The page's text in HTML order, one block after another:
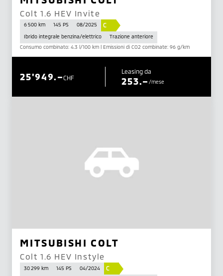
Colt 1.6 HEV Invite
6 500 km 145 PS 08/2025 C
Ibrido integrale benzina/elettrico
Trazione anteriore
Consumo combinato: 4.3 l/100 km | Emissioni di CO2 combinate: 96 g/km
CHF
25'949.– Leasing da
253.–/mese
MITSUBISHI COLT
Colt 1.6 HEV Instyle
30 299 km 145 PS 04/2024 C